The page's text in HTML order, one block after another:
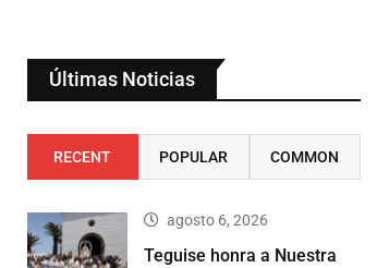
Últimas Noticias
RECENT POPULAR COMMON
agosto 6, 2026
Teguise honra a Nuestra